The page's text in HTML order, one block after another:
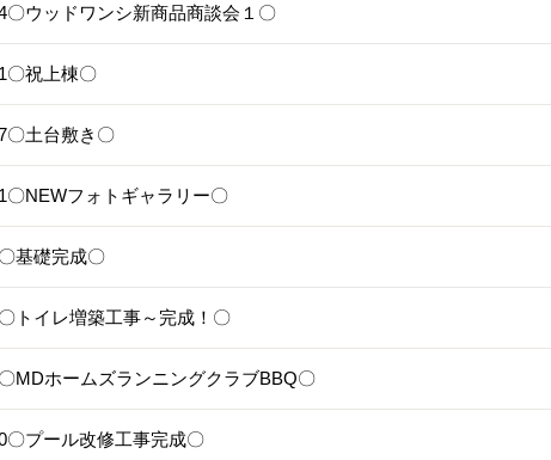
〇ウッドワンシ新商品商談会１〇
〇祝上棟〇
〇土台敷き〇
〇NEWフォトギャラリー〇
基礎完成〇
トイレ増築工事～完成！〇
MDホームズランニングクラブBBQ〇
〇プール改修工事完成〇